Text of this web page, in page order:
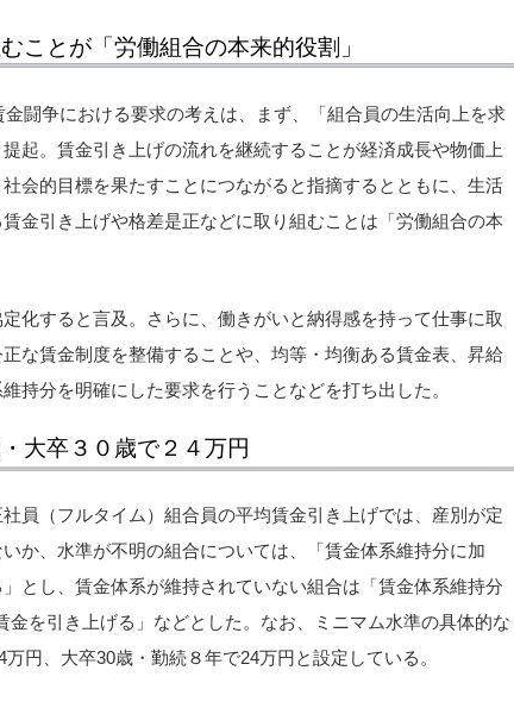
ことが「労働組合の本来的役割」
闘争における要求の考えは、まず、「組合員の生活向上を求
起。賃金引き上げの流れを継続することが経済成長や物価上
会的目標を果たすことにつながると指摘するとともに、生活
金引き上げや格差是正などに取り組むことは「労働組合の本
化すると言及。さらに、働きがいと納得感を持って仕事に取
な賃金制度を整備することや、均等・均衡ある賃金表、昇給
持分を明確にした要求を行うことなどを打ち出した。
大卒３０歳で２４万円
員（フルタイム）組合員の平均賃金引き上げでは、産別が定
か、水準が不明の組合については、「賃金体系維持分に加
とし、賃金体系が維持されていない組合は「賃金体系維持分
金を引き上げる」などとした。なお、ミニマム水準の具体的な
円、大卒30歳・勤続８年で24万円と設定している。